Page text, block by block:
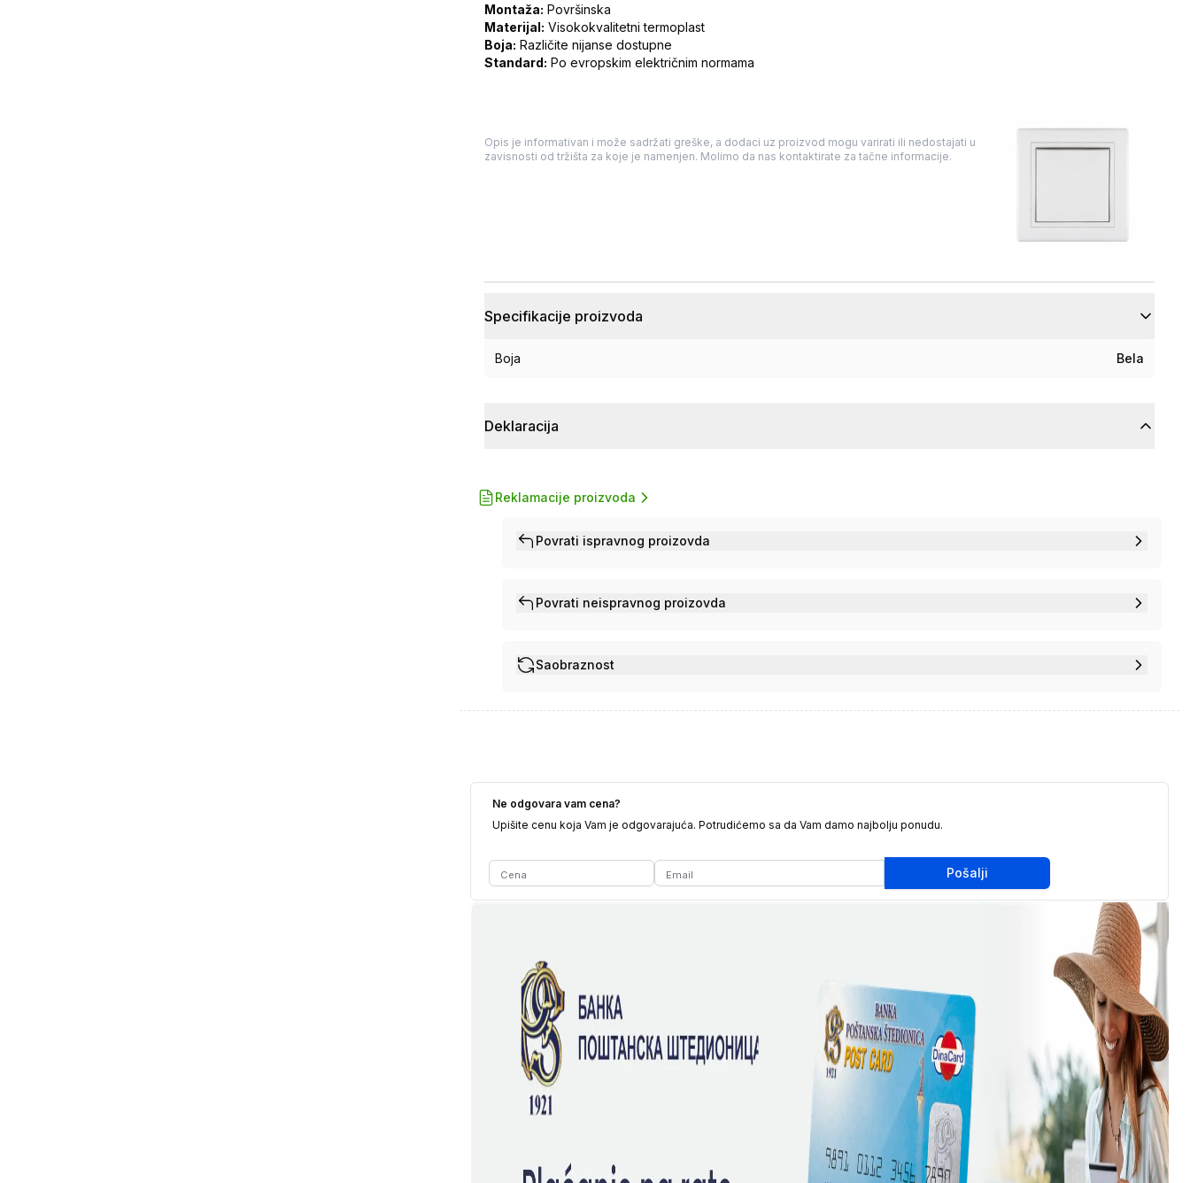
Montaža: Površinska
Materijal: Visokokvalitetni termoplast
Boja: Različite nijanse dostupne
Standard: Po evropskim električnim normama
Opis je informativan i može sadržati greške, a dodaci uz proizvod mogu varirati ili nedostajati u
zavisnosti od tržišta za koje je namenjen. Molimo da nas kontaktirate za tačne informacije.
Specifikacije proizvoda
Boja Bela
Deklaracija
Reklamacije proizvoda
Povrati ispravnog proizovda
Povrati neispravnog proizovda
Saobraznost
Ne odgovara vam cena?
Upišite cenu koja Vam je odgovarajuća. Potrudićemo sa da Vam damo najbolju ponudu.
Pošalji